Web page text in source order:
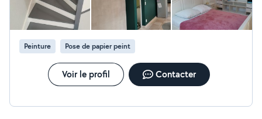
Peinture Pose de papier peint
Voir le profil Contacter